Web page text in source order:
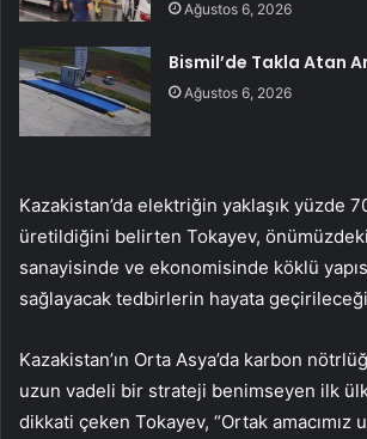
Ağustos 6, 2026
Bismil’de Takla Atan
Ağustos 6, 2026
Kazakistan’da elektriğin yaklaşık yüzde
üretildiğini belirten Tokayev,
sanayisinde ve ekonomisinde köklü
sağlayacak tedbirlerin hayata
Kazakistan’ın Orta Asya’da karbon
uzun vadeli bir strateji benimseyen ilk
dikkati çeken Tokayev, “Ortak amacımız